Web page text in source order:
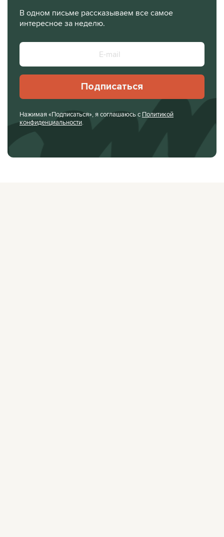
В одном письме рассказываем все самое
интересное за неделю.
Подписаться
Нажимая «Подписаться», я соглашаюсь с Политикой
конфиденциальности.